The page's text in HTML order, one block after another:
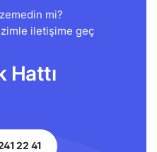
mi?
iletişime geç
Hattı
22 41